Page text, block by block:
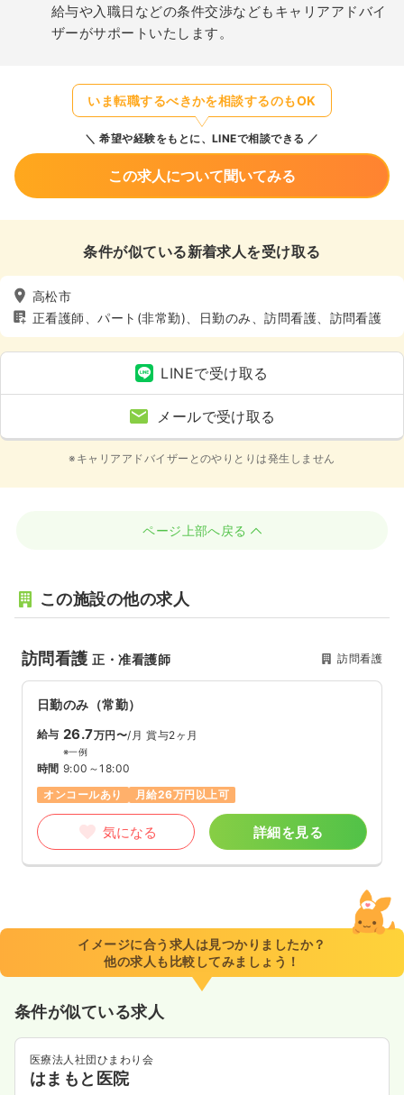
給与や入職日などの条件交渉などもキャリアアドバイ
ザーがサポートいたします。
いま転職するべきかを相談するのもOK
希望や経験をもとに、LINEで相談できる
この求人について聞いてみる
条件が似ている新着求人を受け取る
高松市
正看護師、パート(非常勤)、日勤のみ、訪問看護、訪問看護
LINEで受け取る
メールで受け取る
※キャリアアドバイザーとのやりとりは発生しません
ページ上部へ戻る
この施設の他の求人
訪問看護正・准看護師 訪問看護
日勤のみ（常勤）
給与 26.7万円〜/月 賞与2ヶ月
※一例
時間 9:00～18:00
オンコールあり
月給26万円以上可
気になる 詳細を見る
イメージに合う求人は見つかりましたか？
他の求人も比較してみましょう！
条件が似ている求人
医療法人社団ひまわり会
はまもと医院